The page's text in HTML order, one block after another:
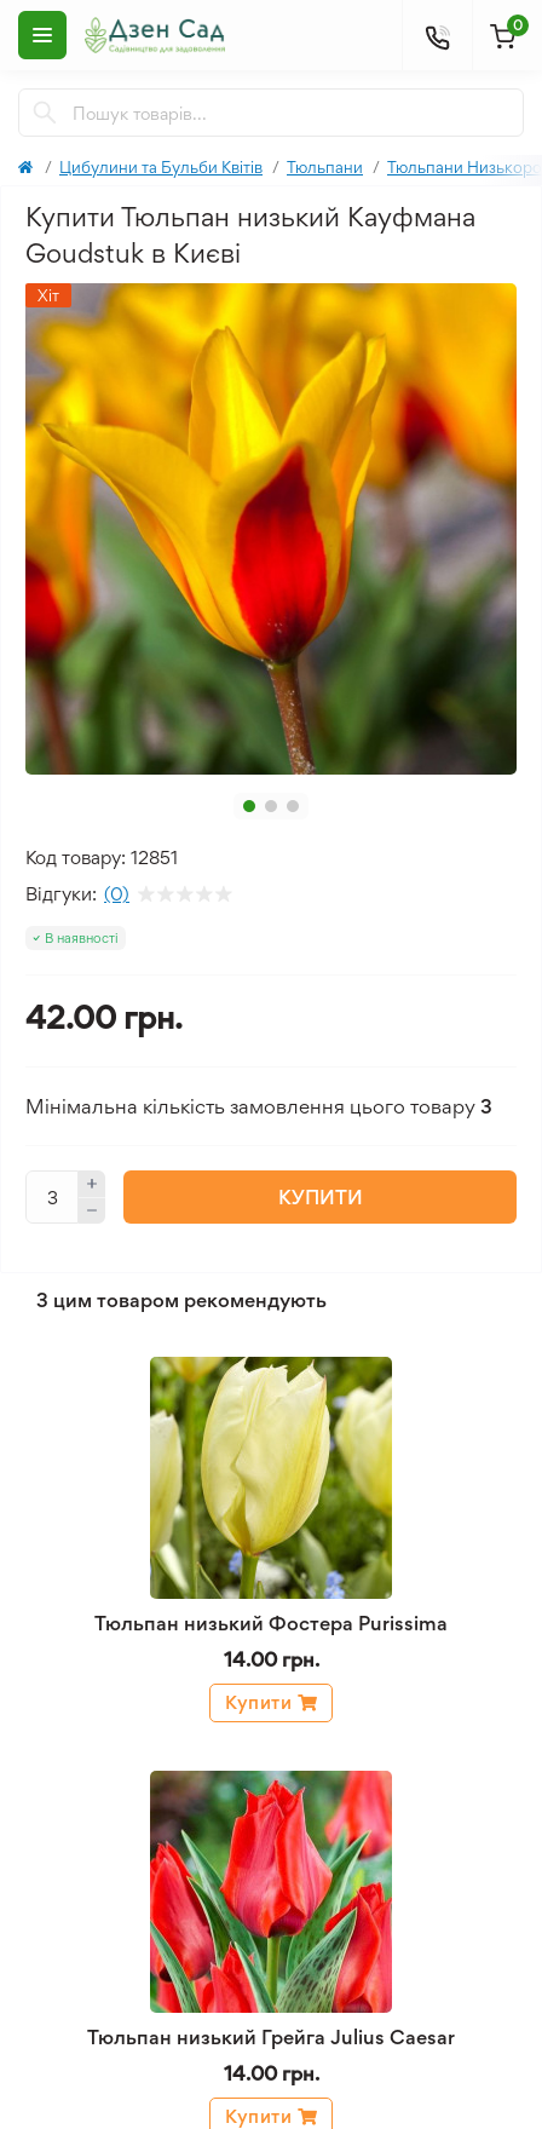
0
Цибулини та Бульби Квітів Тюльпани Тюльпани
Купити Тюльпан низький Кауфмана
Goudstuk в Києві
Хіт
Код товару: 12851
Відгуки: (0)
В наявності
42.00 грн.
Мінімальна кількість замовлення цього товару 3
КУПИТИ
З цим товаром рекомендують
Тюльпан низький Фостера Purissima
14.00 грн.
Купити
Тюльпан низький Грейга Julius Caesar
14.00 грн.
Купити